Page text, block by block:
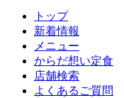
トップ
新着情報
メニュー
からだ想い定食
店舗検索
よくあるご質問